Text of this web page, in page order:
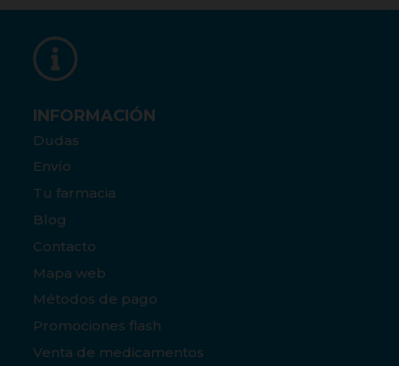
INFORMACIÓN
Dudas
Envío
Tu farmacia
Blog
Contacto
Mapa web
Métodos de pago
Promociones flash
Venta de medicamentos